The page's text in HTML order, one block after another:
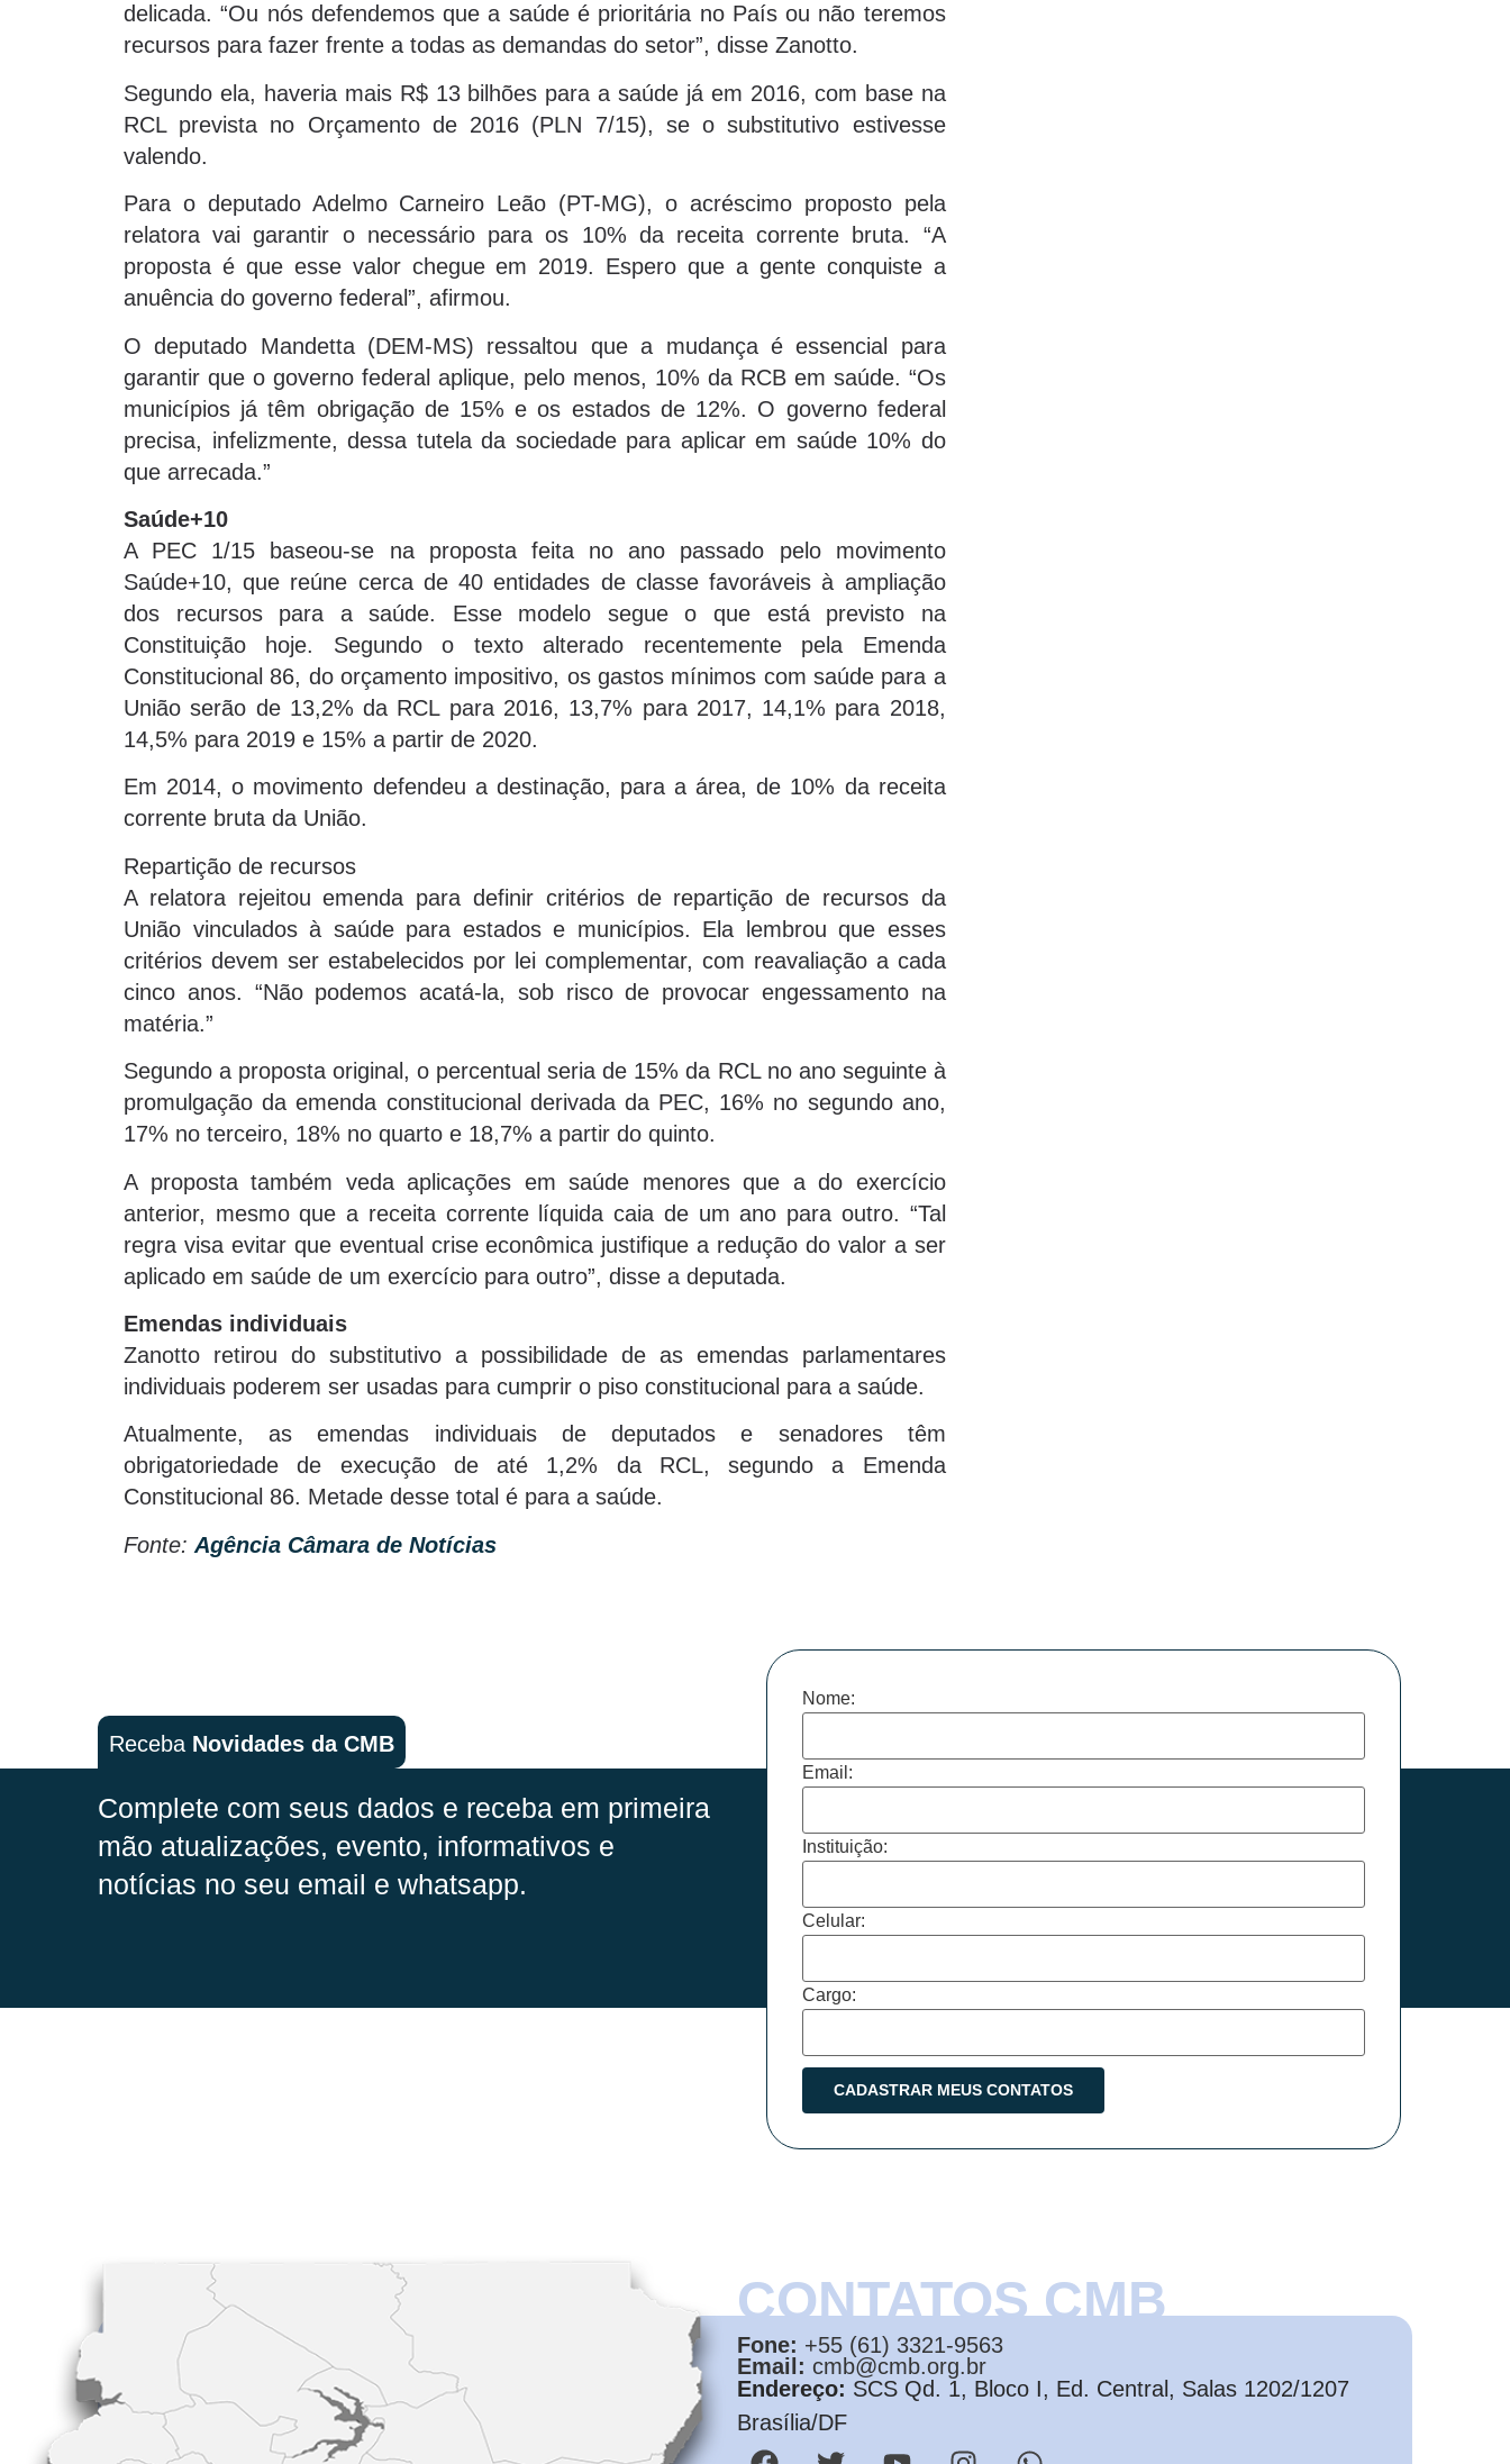
delicada. “Ou nós defendemos que a saúde é prioritária no País ou não teremos
recursos para fazer frente a todas as demandas do setor”, disse Zanotto.
Segundo ela, haveria mais R$ 13 bilhões para a saúde já em 2016, com base na
RCL prevista no Orçamento de 2016 (PLN 7/15), se o substitutivo estivesse
valendo.
Para o deputado Adelmo Carneiro Leão (PT-MG), o acréscimo proposto pela
relatora vai garantir o necessário para os 10% da receita corrente bruta. “A
proposta é que esse valor chegue em 2019. Espero que a gente conquiste a
anuência do governo federal”, afirmou.
O deputado Mandetta (DEM-MS) ressaltou que a mudança é essencial para
garantir que o governo federal aplique, pelo menos, 10% da RCB em saúde. “Os
municípios já têm obrigação de 15% e os estados de 12%. O governo federal
precisa, infelizmente, dessa tutela da sociedade para aplicar em saúde 10% do
que arrecada.”
Saúde+10
A PEC 1/15 baseou-se na proposta feita no ano passado pelo movimento
Saúde+10, que reúne cerca de 40 entidades de classe favoráveis à ampliação
dos recursos para a saúde. Esse modelo segue o que está previsto na
Constituição hoje. Segundo o texto alterado recentemente pela Emenda
Constitucional 86, do orçamento impositivo, os gastos mínimos com saúde para a
União serão de 13,2% da RCL para 2016, 13,7% para 2017, 14,1% para 2018,
14,5% para 2019 e 15% a partir de 2020.
Em 2014, o movimento defendeu a destinação, para a área, de 10% da receita
corrente bruta da União.
Repartição de recursos
A relatora rejeitou emenda para definir critérios de repartição de recursos da
União vinculados à saúde para estados e municípios. Ela lembrou que esses
critérios devem ser estabelecidos por lei complementar, com reavaliação a cada
cinco anos. “Não podemos acatá-la, sob risco de provocar engessamento na
matéria.”
Segundo a proposta original, o percentual seria de 15% da RCL no ano seguinte à
promulgação da emenda constitucional derivada da PEC, 16% no segundo ano,
17% no terceiro, 18% no quarto e 18,7% a partir do quinto.
A proposta também veda aplicações em saúde menores que a do exercício
anterior, mesmo que a receita corrente líquida caia de um ano para outro. “Tal
regra visa evitar que eventual crise econômica justifique a redução do valor a ser
aplicado em saúde de um exercício para outro”, disse a deputada.
Emendas individuais
Zanotto retirou do substitutivo a possibilidade de as emendas parlamentares
individuais poderem ser usadas para cumprir o piso constitucional para a saúde.
Atualmente, as emendas individuais de deputados e senadores têm
obrigatoriedade de execução de até 1,2% da RCL, segundo a Emenda
Constitucional 86. Metade desse total é para a saúde.
Fonte: Agência Câmara de Notícias
Receba Novidades da CMB
Complete com seus dados e receba em primeira
mão atualizações, evento, informativos e
notícias no seu email e whatsapp.
Nome:
Email:
Instituição:
Celular:
Cargo:
CONTATOS CMB
Fone: +55 (61) 3321-9563
Email: cmb@cmb.org.br
Endereço: SCS Qd. 1, Bloco I, Ed. Central, Salas 1202/1207
Brasília/DF